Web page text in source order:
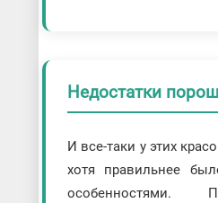
Недостатки
И все-таки у этих
хотя правильнее
особенностями.